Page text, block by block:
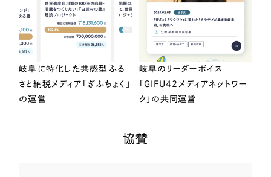
岐阜に特化した共感型ふる
さと納税メディア「ぎふちょく」
の運営
岐阜のリーダーボイス
「GIFU42メディアネットワー
ク」の共同運営
協賛